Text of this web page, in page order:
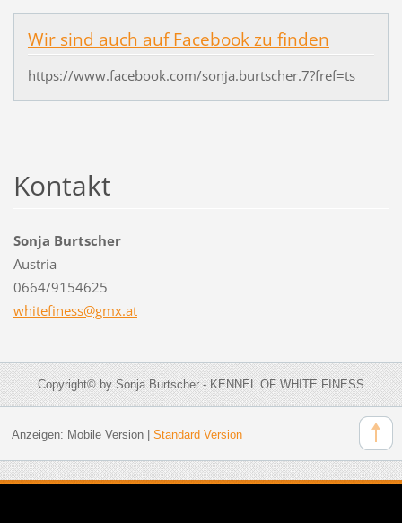
Wir sind auch auf Facebook zu finden
https://www.facebook.com/sonja.burtscher.7?fref=ts
Kontakt
Sonja Burtscher
Austria
0664/9154625
whitefiness@gmx.at
Copyright© by Sonja Burtscher - KENNEL OF WHITE FINESS
Anzeigen: Mobile Version| Standard Version